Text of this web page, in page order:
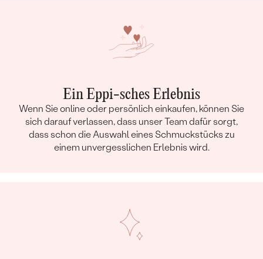
Ein Eppi-sches Erlebnis
Wenn Sie online oder persönlich einkaufen, können Sie
sich darauf verlassen, dass unser Team dafür sorgt,
dass schon die Auswahl eines Schmuckstücks zu
einem unvergesslichen Erlebnis wird.